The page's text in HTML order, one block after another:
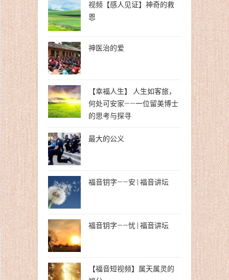
视频【感人见证】神奇的救
恩
神医治的爱
【幸福人生】 人生如客旅，
何处可安家——一位留美博士
的思考与探寻
最大的公义
福音钥字——安 | 福音讲坛
福音钥字——忧 | 福音讲坛
【福音短视频】属天属灵的